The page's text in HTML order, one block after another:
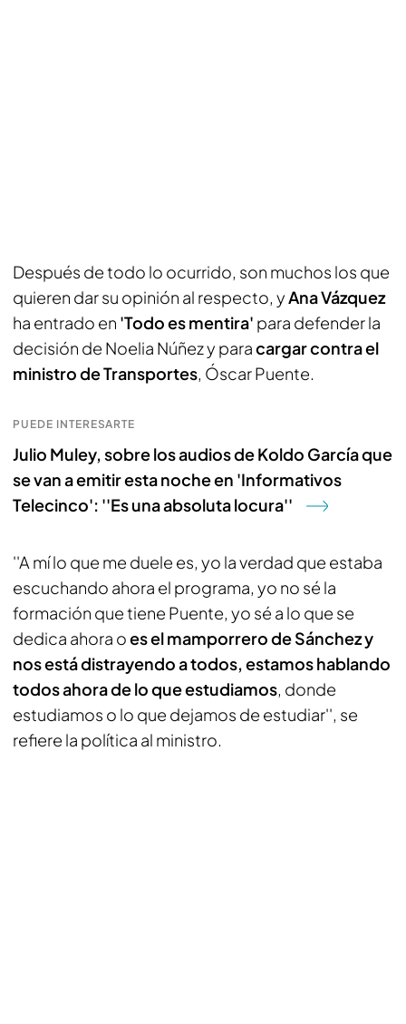
Después de todo lo ocurrido, son muchos los que
quieren dar su opinión al respecto, yAna Vázquez
ha entrado en 'Todo es mentira' para defender la
decisión de Noelia Núñez y paracargar contra el
ministro de Transportes, Óscar Puente.
PUEDE INTERESARTE
Julio Muley, sobre los audios de Koldo García que
se van a emitir esta noche en 'Informativos
Telecinco': ''Es una absoluta locura''
''A mí lo que me duele es, yo la verdad que estaba
escuchando ahora el programa, yo no sé la
formación que tiene Puente, yo sé a lo que se
dedica ahora oes el mamporrero de Sánchez y
nos está distrayendo a todos, estamos hablando
todos ahora de lo que estudiamos, donde
estudiamos o lo que dejamos de estudiar'', se
refiere la política al ministro.